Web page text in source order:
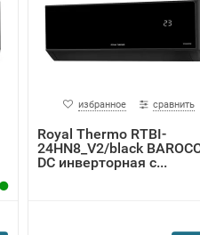
избранное сравнить
Royal Thermo RTBI-
24HN8_V2/black
DC инверторная с...